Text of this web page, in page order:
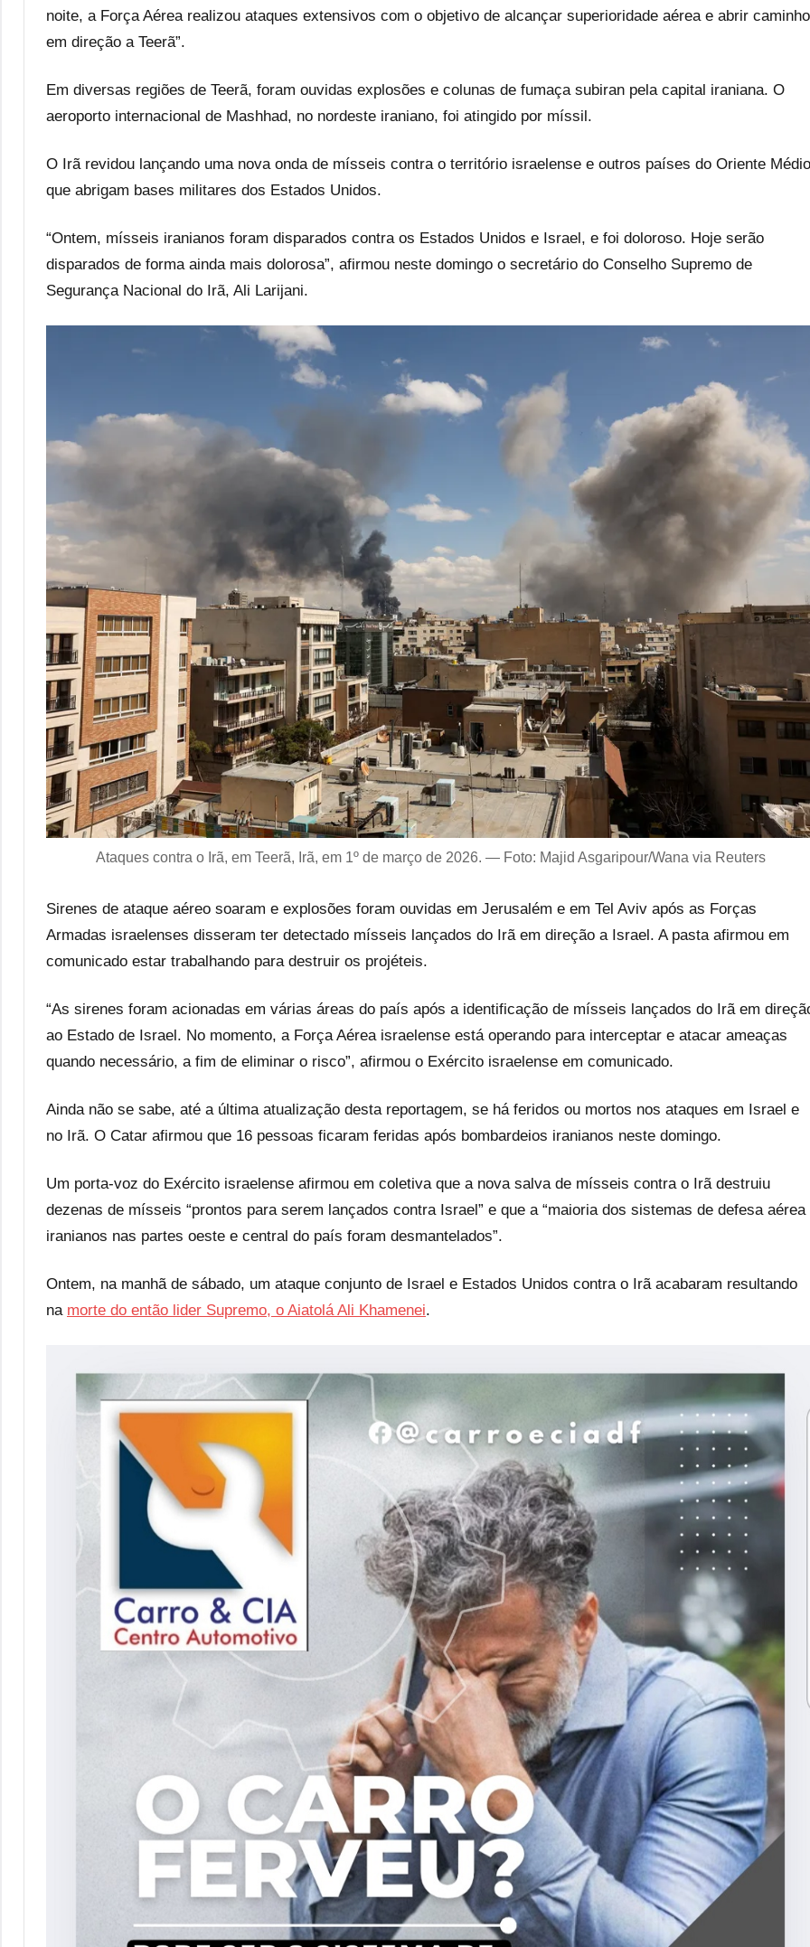
noite, a Força Aérea realizou ataques extensivos com o objetivo de alcançar superioridade aérea e abrir caminho
em direção a Teerã”.
Em diversas regiões de Teerã, foram ouvidas explosões e colunas de fumaça subiran pela capital iraniana. O
aeroporto internacional de Mashhad, no nordeste iraniano, foi atingido por míssil.
O Irã revidou lançando uma nova onda de mísseis contra o território israelense e outros países do Oriente Médio
que abrigam bases militares dos Estados Unidos.
“Ontem, mísseis iranianos foram disparados contra os Estados Unidos e Israel, e foi doloroso. Hoje serão
disparados de forma ainda mais dolorosa”, afirmou neste domingo o secretário do Conselho Supremo de
Segurança Nacional do Irã, Ali Larijani.
Ataques contra o Irã, em Teerã, Irã, em 1º de março de 2026. — Foto: Majid Asgaripour/Wana via Reuters
Sirenes de ataque aéreo soaram e explosões foram ouvidas em Jerusalém e em Tel Aviv após as Forças
Armadas israelenses disseram ter detectado mísseis lançados do Irã em direção a Israel. A pasta afirmou em
comunicado estar trabalhando para destruir os projéteis.
“As sirenes foram acionadas em várias áreas do país após a identificação de mísseis lançados do Irã em
ao Estado de Israel. No momento, a Força Aérea israelense está operando para interceptar e atacar ameaças
quando necessário, a fim de eliminar o risco”, afirmou o Exército israelense em comunicado.
Ainda não se sabe, até a última atualização desta reportagem, se há feridos ou mortos nos ataques em Israel e
no Irã. O Catar afirmou que 16 pessoas ficaram feridas após bombardeios iranianos neste domingo.
Um porta-voz do Exército israelense afirmou em coletiva que a nova salva de mísseis contra o Irã destruiu
dezenas de mísseis “prontos para serem lançados contra Israel” e que a “maioria dos sistemas de defesa aérea
iranianos nas partes oeste e central do país foram desmantelados”.
Ontem, na manhã de sábado, um ataque conjunto de Israel e Estados Unidos contra o Irã acabaram resultando
na morte do então lider Supremo, o Aiatolá Ali Khamenei.